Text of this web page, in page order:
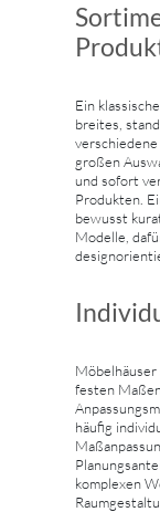
Ein
breites,
großen
und sofort
Produkten.
bewusst
Modelle,
festen
häufig
komplexen